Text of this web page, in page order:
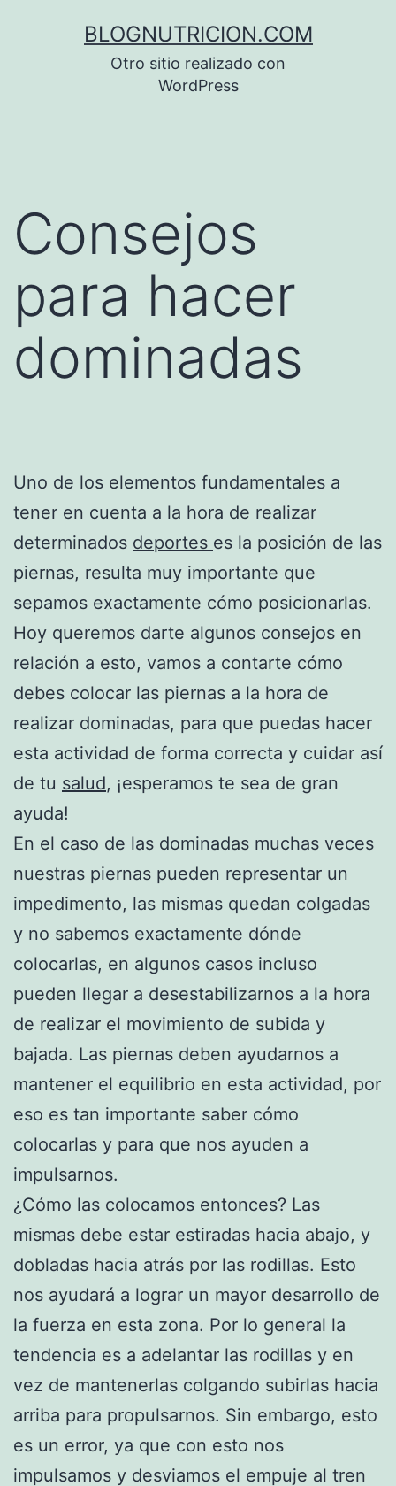
BLOGNUTRICION.COM
Otro sitio realizado con
WordPress
Consejos
para hacer
dominadas
Uno de los elementos fundamentales a
tener en cuenta a la hora de realizar
determinados deportes es la posición de las
piernas, resulta muy importante que
sepamos exactamente cómo posicionarlas.
Hoy queremos darte algunos consejos en
relación a esto, vamos a contarte cómo
debes colocar las piernas a la hora de
realizar dominadas, para que puedas hacer
esta actividad de forma correcta y cuidar así
de tu salud, ¡esperamos te sea de gran
ayuda!
En el caso de las dominadas muchas veces
nuestras piernas pueden representar un
impedimento, las mismas quedan colgadas
y no sabemos exactamente dónde
colocarlas, en algunos casos incluso
pueden llegar a desestabilizarnos a la hora
de realizar el movimiento de subida y
bajada. Las piernas deben ayudarnos a
mantener el equilibrio en esta actividad, por
eso es tan importante saber cómo
colocarlas y para que nos ayuden a
impulsarnos.
¿Cómo las colocamos entonces? Las
mismas debe estar estiradas hacia abajo, y
dobladas hacia atrás por las rodillas. Esto
nos ayudará a lograr un mayor desarrollo de
la fuerza en esta zona. Por lo general la
tendencia es a adelantar las rodillas y en
vez de mantenerlas colgando subirlas hacia
arriba para propulsarnos. Sin embargo, esto
es un error, ya que con esto nos
impulsamos y desviamos el empuje al tren